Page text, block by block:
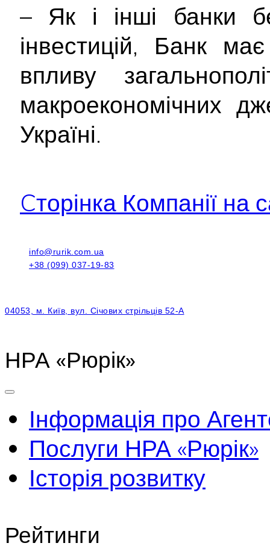
– Як і інші банки
інвестицій, Банк
впливу
макроекономічних
Україні.
Cторінка Компанії на
info@rurik.com.ua
+38 (099) 037-19-83
04053, м. Київ, вул. Січових стрільців 52-А
НРА «Рюрік»
Інформація про
Послуги НРА «Рюрік»
Історія розвитку
Рейтинги